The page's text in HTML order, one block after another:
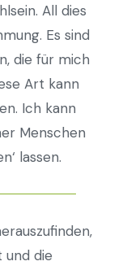
All dies
Es sind
die für mich
Art kann
Ich kann
Menschen
lassen.
und die